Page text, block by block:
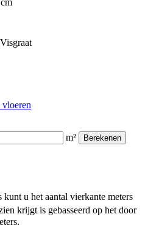
vloeren
m² Berekenen
u het aantal vierkante meters
krijgt is gebasseerd op het door